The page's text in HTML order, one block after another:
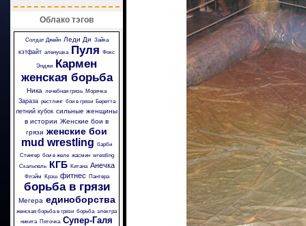
Облако тэгов
Солдат Джейн Леди Ди Зайка
кэтфайт аленушка Пуля Фокс
Энджи Кармен
женская борьба
Ника лечебная грязь Морячка
Зараза рестлинг бои в грязи Беретта
летний кубок сильные женщины
в истории Женские бои в
грязи женские бои
mud wrestling барби
Стингер бои в желе жасмин wrestling
Скальпель
КГБ Китана Анечка
Флэйм Крэш фитнес Пантера
борьба в грязи
Мегера единоборства
женская борьба в грязи борьба электра
никита Пяточка Супер-Галя